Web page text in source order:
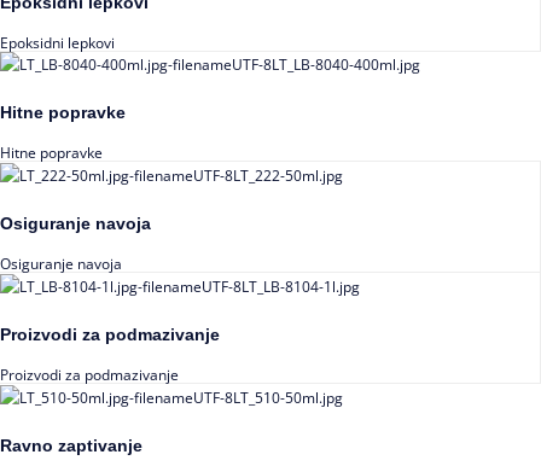
Epoksidni lepkovi
Hitne popravke
Hitne popravke
Osiguranje navoja
Osiguranje navoja
Proizvodi za podmazivanje
Proizvodi za podmazivanje
Ravno zaptivanje